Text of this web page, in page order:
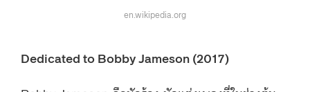
en.wikipedia.org
Dedicated to Bobby Jameson (2017)